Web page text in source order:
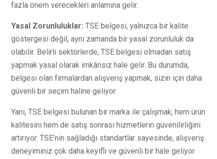
fazla önem verecekleri anlamına gelir.
Yasal Zorunluluklar: TSE belgesi, yalnızca bir kalite
göstergesi değil, aynı zamanda bir yasal zorunluluk da
olabilir. Belirli sektörlerde, TSE belgesi olmadan satış
yapmak yasal olarak imkânsız hale gelir. Bu durumda,
belgesi olan firmalardan alışveriş yapmak, sizin için daha
güvenli bir seçim haline geliyor.
Yani, TSE belgesi bulunan bir marka ile çalışmak, hem ürün
kalitesini hem de satış sonrası hizmetlerin güvenilirliğini
artırıyor. TSE’nin sağladığı standartlar sayesinde, alışveriş
deneyiminiz çok daha keyifli ve güvenli bir hale geliyor.